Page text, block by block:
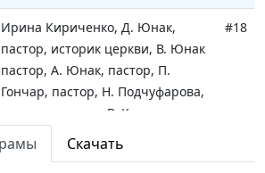
Ирина Кириченко, Д. Юнак,
пастор, историк церкви, В. Юнак
пастор, А. Юнак, пастор, П.
Гончар, пастор, Н. Подчуфарова,
учитель музыки, В. Костев,
#18
Скачать